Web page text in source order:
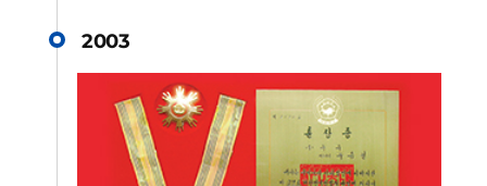
2003